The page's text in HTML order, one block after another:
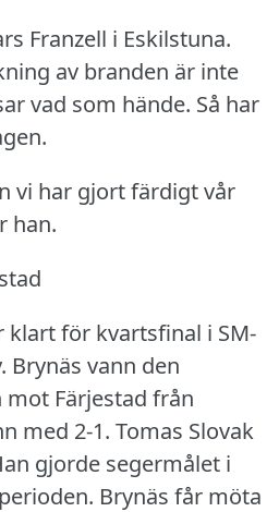
Franzell i Eskilstuna.
av branden är inte
vad som hände. Så har
vi har gjort färdigt vår
han.
klart för kvartsfinal i SM-
Brynäs vann den
Färjestad från
med 2-1. Tomas Slovak
gjorde segermålet i
Brynäs får möta